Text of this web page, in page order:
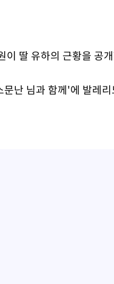
이 딸 유하의 근황을 공
난 님과 함께'에 발레